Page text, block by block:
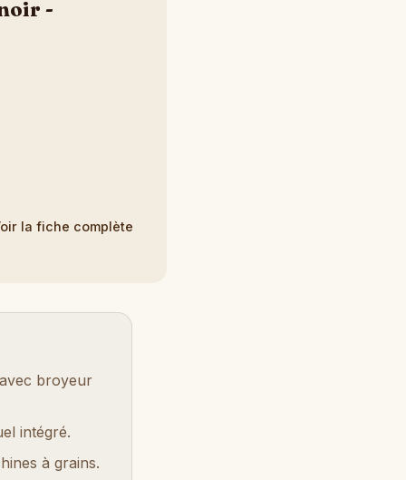
-
la fiche complète
broyeur
intégré.
à grains.